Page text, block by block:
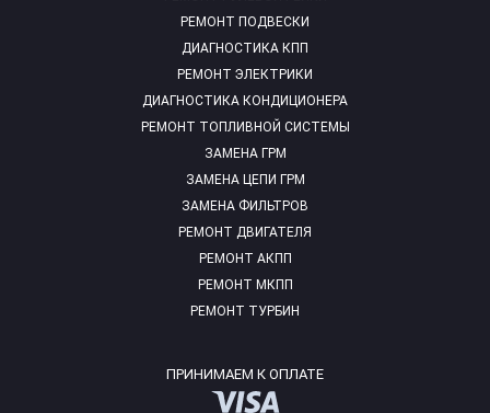
РЕМОНТ ПОДВЕСКИ
ДИАГНОСТИКА КПП
РЕМОНТ ЭЛЕКТРИКИ
ДИАГНОСТИКА КОНДИЦИОНЕРА
РЕМОНТ ТОПЛИВНОЙ СИСТЕМЫ
ЗАМЕНА ГРМ
ЗАМЕНА ЦЕПИ ГРМ
ЗАМЕНА ФИЛЬТРОВ
РЕМОНТ ДВИГАТЕЛЯ
РЕМОНТ АКПП
РЕМОНТ МКПП
РЕМОНТ ТУРБИН
ПРИНИМАЕМ К ОПЛАТЕ